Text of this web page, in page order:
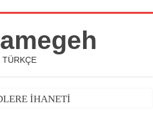
TÜRKÇE
İHANETİ